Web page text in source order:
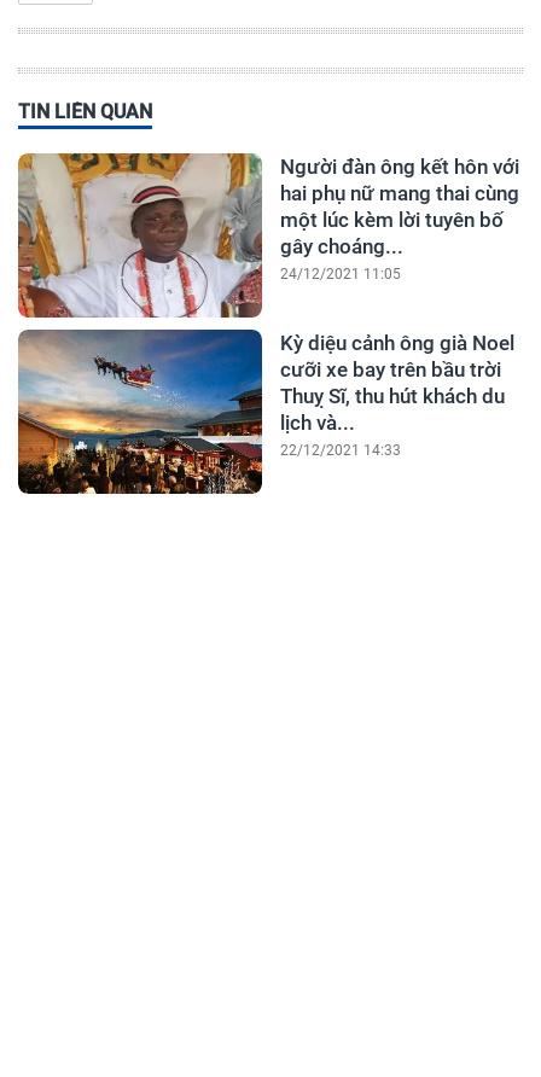
TIN LIÊN QUAN
Người đàn ông kết hôn với
hai phụ nữ mang thai cùng
một lúc kèm lời tuyên bố
gây choáng...
24/12/2021 11:05
Kỳ diệu cảnh ông già Noel
cưỡi xe bay trên bầu trời
Thuỵ Sĩ, thu hút khách du
lịch và...
22/12/2021 14:33